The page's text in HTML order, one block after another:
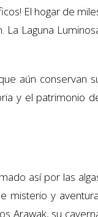
El hogar de
Laguna
aún conservan
y el patrimonio
así por las
misterio y
Arawak, su